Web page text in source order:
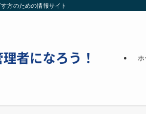
方のための情報サイト